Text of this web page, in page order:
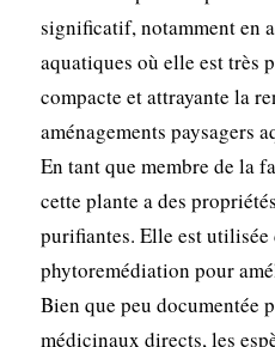
significatif, notamment en
aquatiques où elle est très
compacte et attrayante la
aménagements paysagers
En tant que membre de la
cette plante a des
purifiantes. Elle est utilisée
phytoremédiation pour
Bien que peu documentée
médicinaux directs, les